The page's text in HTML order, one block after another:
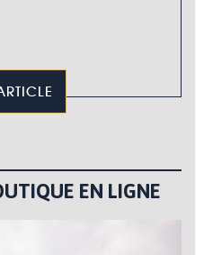
EN LIGNE